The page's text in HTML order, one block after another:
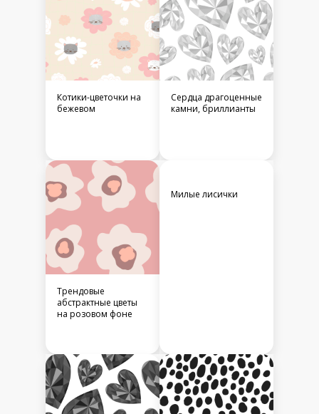
Котики-цветочки на
бежевом
Сердца драгоценные
камни, бриллианты
Трендовые
абстрактные цветы
на розовом фоне
Милые лисички